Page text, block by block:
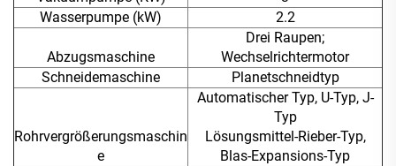
Wasserpumpe (kW)
2.2
Abzugsmaschine
Drei Raupen;
Wechselrichtermotor
Schneidemaschine
Planetschneidtyp
Rohrvergrößerungsmaschin
e
Automatischer Typ, U-Typ, J-
Typ
Lösungsmittel-Rieber-Typ,
Blas-Expansions-Typ